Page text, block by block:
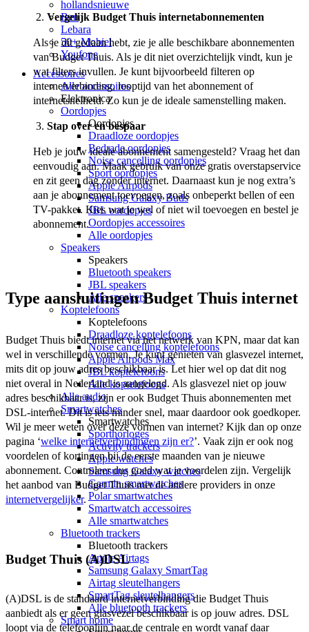
hollandsnieuwe
Ben
Lebara
50+ Mobiel
Youfone
Accessoires
Alle accessoires
Elektronica
Oordopjes
Oordopjes
Draadloze oordopjes
Bedrade oordopjes
Noise cancelling oordopjes
Sport oordopjes
Apple Airpods
Samsung Galaxy Buds
JBL oordopjes
Oordopjes accessoires
Alle oordopjes
Speakers
Speakers
Bluetooth speakers
JBL speakers
Alle speakers
Koptelefoons
Koptelefoons
Draadloze koptelefoons
Noise cancelling koptelefoons
Apple Airpods Max
JBL koptelefoons
Alle koptelefoons
Alle audio
Smartwatches
Smartwatches
Sporthorloges
Activity trackers
Apple watches
Samsung Galaxy watches
Garmin smartwatches
Polar smartwatches
Smartwatch accessoires
Alle smartwatches
Bluetooth trackers
Bluetooth trackers
Apple Airtags
Samsung Galaxy SmartTag
Airtag sleutelhangers
SmartTag sleutelhangers
Alle bluetooth trackers
Smart home
Vergelijk Budget Thuis internetabonnementen
Als je dit gedaan hebt, zie je alle beschikbare abonnementen
van Budget Thuis. Als je dit niet overzichtelijk vindt, kun je
wat filters invullen. Je kunt bijvoorbeeld filteren op
internetverbinding, looptijd van het abonnement of
internetsnelheid. Zo kun je de ideale samenstelling maken.
Stap over en bespaar
Heb je jouw ideale abonnement samengesteld? Vraag het dan
eenvoudig aan. Maak gebruik van onze gratis overstapservice
en zit geen dag zonder internet. Daarnaast kun je nog extra’s
aan je abonnement toevoegen, zoals onbeperkt bellen of een
TV-pakket. Kies wat je wel of niet wil toevoegen en bestel je
abonnement.
Type aansluitingen Budget Thuis internet
Budget Thuis biedt internet via het netwerk van KPN, maar dat kan
wel in verschillende vormen. Je kunt genieten van glasvezel internet,
mits dit op jouw adres beschikbaar is. Let hier wel op dat dit nog
niet overal in Nederland is aangelegd. Als glasvezel niet op jouw
adres beschikbaar is, zijn er ook Budget Thuis abonnementen met
DSL-internet. Dit is iets minder snel, maar daardoor ook goedkoper.
Wil je meer weten over deze vormen van internet? Kijk dan op onze
pagina ‘welke internetverbindingen zijn er?’. Vaak zijn er ook nog
voordelen of kortingen bij de eerste maanden van je nieuwe
abonnement. Controleer dus goed wat je voordelen zijn. Vergelijk
internetvergelijker.
Budget Thuis (A)DSL
(A)DSL is de standaard internetverbinding die Budget Thuis
aanbiedt als er geen glasvezel beschikbaar is op jouw adres. DSL
loopt via de telefoonlijn naar de centrale en wordt vanaf daar